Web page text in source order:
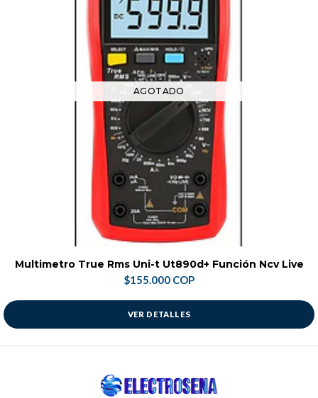
AGOTADO
Multimetro True Rms Uni-t Ut890d+ Función Ncv Live
$155.000 COP
VER DETALLES